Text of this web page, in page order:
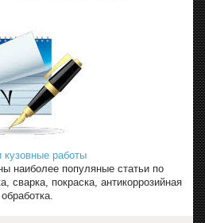
кузовные работы
наиболее популяные статьи по
сварка, покраска, антикоррозийная
обработка.